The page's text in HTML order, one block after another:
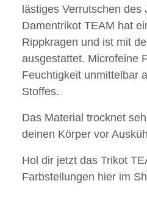
lästiges Verrutschen des
Damentrikot TEAM hat
Rippkragen und ist mit
ausgestattet. Microfeine
Feuchtigkeit unmittelbar
Stoffes.
Das Material trocknet
deinen Körper vor
Hol dir jetzt das Trikot
Farbstellungen hier im